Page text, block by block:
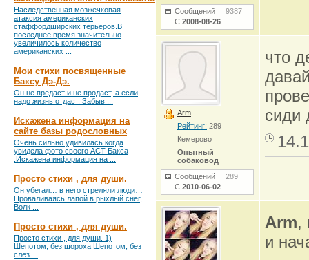
Наследственная мозжечковая
атаксия американских
стаффордширских терьеров.В
последнее время значительно
увеличилось количество
американских ...
Мои стихи посвященные
Баксу Дэ-Дэ.
Он не предаст и не продаст, а если
надо жизнь отдаст. Забыв ...
Искажена информация на
сайте базы родословных
Очень сильно удивилась когда
увидела фото своего АСТ Бакса
.Искажена информация на ...
Просто стихи , для души.
Он убегал… в него стреляли люди…
Проваливаясь лапой в рыхлый снег,
Волк ...
Просто стихи , для души.
Просто стихи , для души. 1)
Шепотом, без шороха Шепотом, без
слез ...
Сообщений 9387
С 2008-08-26
Arm
Рейтинг: 289
Кемерово
Опытный
собаковод
Сообщений 289
С 2010-06-02
что
сиди
Arm,
и